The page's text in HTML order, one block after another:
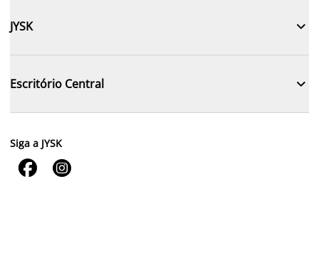
JYSK 
Escritório Central 
Siga a JYSK
 